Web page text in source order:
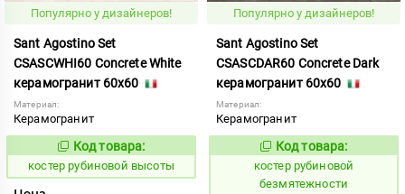
Популярно у дизайнеров!
Sant Agostino Set
CSASCWHI60 Concrete White
керамогранит 60x60
Материал:
Керамогранит
806757
Код товара:
костер рубиновой высоты
Популярно у дизайнеров!
Sant Agostino Set
CSASCDAR60 Concrete Dark
керамогранит 60x60
Материал:
Керамогранит
806754
Код товара:
костер рубиновой
безмятежности